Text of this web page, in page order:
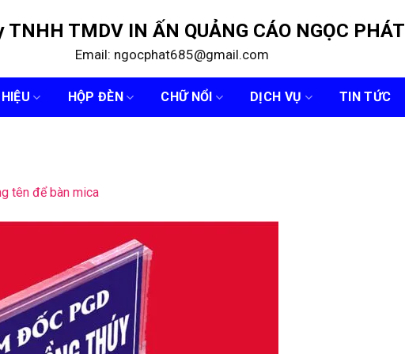
TNHH TMDV IN ẤN QUẢNG CÁO NGỌC PHÁT
Email: ngocphat685@gmail.com
HỘP ĐÈN CHỮ NỔI DỊCH VỤ TIN TỨC
tên để bàn mica